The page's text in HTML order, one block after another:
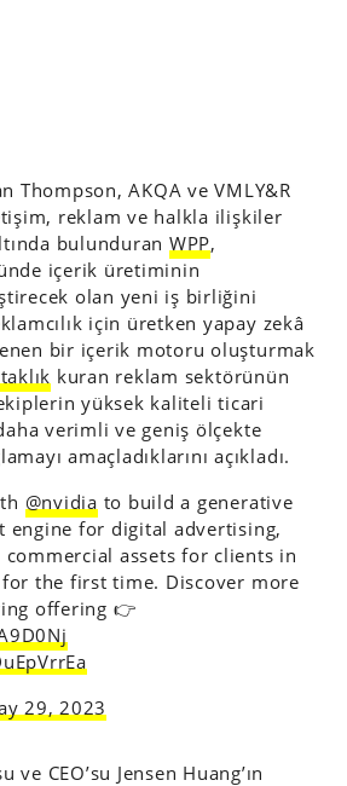
Thompson, AKQA ve VMLY&R
reklam ve halkla ilişkiler
bulunduran WPP,
içerik üretiminin
olan yeni iş birliğini
için üretken yapay zekâ
bir içerik motoru oluşturmak
kuran reklam sektörünün
yüksek kaliteli ticari
verimli ve geniş ölçekte
amaçladıklarını açıkladı.
@nvidia to build a generative
engine for digital advertising,
assets for clients in
the first time. Discover more
offering 👉
29, 2023
ve CEO’su Jensen Huang’ın